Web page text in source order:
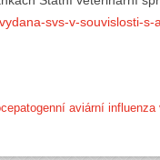
svs-v-souvislosti-
aviární